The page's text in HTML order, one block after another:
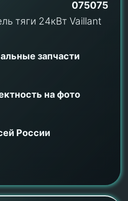
075075
запчасти
на фото
России